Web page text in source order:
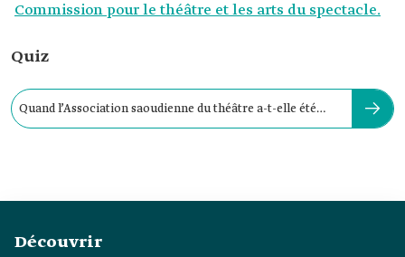
Commission pour le théâtre et les arts du spectacle.
Quiz
Quand l’Association saoudienne du théâtre a-t-elle été
Découvrir